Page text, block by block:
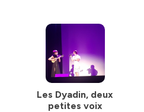
Les
troubles du
émotions, avec Mélanie Vy
laboratoire C2S de
Ardenne.
Découvrez les épisodes ici :
ressources/podcasts/echo-
Les Dyadin, deux
petites voix